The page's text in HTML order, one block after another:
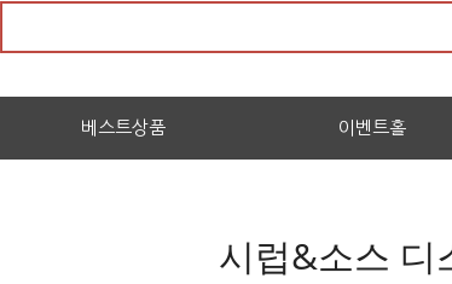
베스트상품 이벤트홀
시럽&소스 디